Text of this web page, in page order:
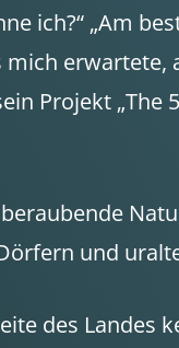
ich?“ „Am
erwartete,
Projekt „The
und
des Landes